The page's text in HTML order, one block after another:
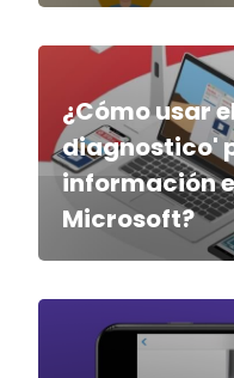
¿Cómo usar
diagnostico'
información
Microsoft?